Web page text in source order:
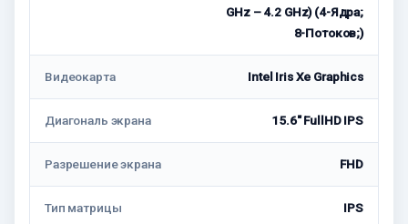
GHz – 4.2 GHz) (4-Ядрa;
8-Потоков;)
Видеокарта Intel Iris Xe Graphics
Диагональ экрана 15.6" FullHD IPS
Разрешение экрана FHD
Тип матрицы IPS